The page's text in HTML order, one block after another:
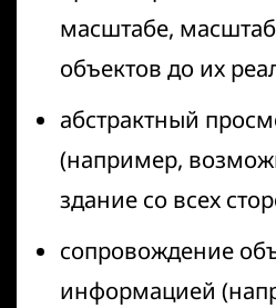
масштабе,
объектов до их
абстрактный
(например,
здание со всех
сопровождение
информацией